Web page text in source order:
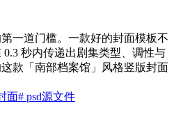
一道门槛。一款好的封面模板不
秒内传递出剧集类型、调性与
款「南部档案馆」风格竖版封面
面# psd源文件